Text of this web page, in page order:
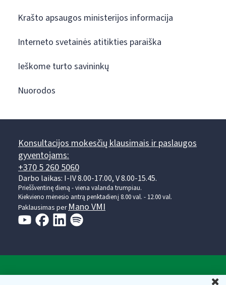
Krašto apsaugos ministerijos informacija
Interneto svetainės atitikties paraiška
Ieškome turto savininkų
Nuorodos
Konsultacijos mokesčių klausimais ir paslaugos
gyventojams:
+370 5 260 5060
Darbo laikas: I-IV 8.00-17.00, V 8.00-15.45.
Prieššventinę dieną - viena valanda trumpiau.
Kiekvieno mėnesio antrą penktadienį 8.00 val. - 12.00 val.
Paklausimas per Mano VMI